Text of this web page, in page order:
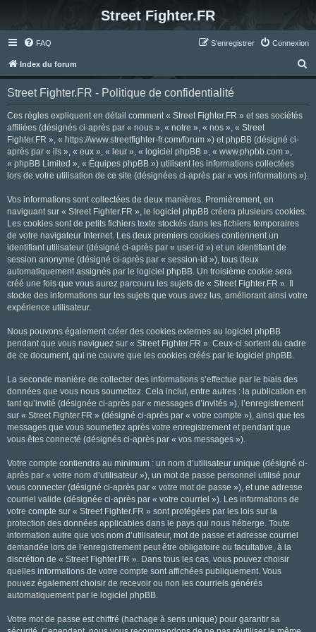
Street Fighter.FR
FAQ Connexion
S’enregistrer
Index du forum
e
Street Fighter.FR - Politique de confidentialité
Ces règles expliquent en détail comment « Street Fighter.FR » et ses sociétés
affiliées (désignés ci-après par « nous », « notre », « nos », « Street
Fighter.FR », « https://www.streetfighter-fr.com/forum ») et phpBB (désigné ci-
après par « ils », « eux », « leur », « logiciel phpBB », « www.phpbb.com »,
« phpBB Limited », « Équipes phpBB ») utilisent les informations collectées
lors de votre utilisation de ce site (désignées ci-après par « vos informations »).
Vos informations sont collectées de deux manières. Premièrement, en
naviguant sur « Street Fighter.FR », le logiciel phpBB créera plusieurs cookies.
Les cookies sont de petits fichiers texte stockés dans les fichiers temporaires
de votre navigateur Internet. Les deux premiers cookies contiennent un
identifiant utilisateur (désigné ci-après par « user-id ») et un identifiant de
session anonyme (désigné ci-après par « session-id »), tous deux
automatiquement assignés par le logiciel phpBB. Un troisième cookie sera
créé une fois que vous aurez parcouru les sujets de « Street Fighter.FR ». Il
stocke des informations sur les sujets que vous avez lus, améliorant ainsi votre
expérience utilisateur.
Nous pouvons également créer des cookies externes au logiciel phpBB
pendant que vous naviguez sur « Street Fighter.FR ». Ceux-ci sortent du cadre
de ce document, qui ne couvre que les cookies créés par le logiciel phpBB.
La seconde manière de collecter des informations s’effectue par le biais des
données que vous nous soumettez. Cela inclut, entre autres : la publication en
tant qu’invité (désignée ci-après par « messages d’invités »), l’enregistrement
sur « Street Fighter.FR » (désigné ci-après par « votre compte »), ainsi que les
messages que vous soumettez après votre enregistrement et pendant que
vous êtes connecté (désignés ci-après par « vos messages »).
Votre compte contiendra au minimum : un nom d’utilisateur unique (désigné ci-
après par « votre nom d’utilisateur »), un mot de passe personnel utilisé pour
vous connecter (désigné ci-après par « votre mot de passe »), et une adresse
courriel valide (désignée ci-après par « votre courriel »). Les informations de
votre compte sur « Street Fighter.FR » sont protégées par les lois sur la
protection des données applicables dans le pays qui nous héberge. Toute
information autre que vos nom d’utilisateur, mot de passe et adresse courriel
demandée lors de l’enregistrement peut être obligatoire ou facultative, à la
discrétion de « Street Fighter.FR ». Dans tous les cas, vous pouvez choisir
quelles informations de votre compte sont affichées publiquement. Vous
pouvez également choisir de recevoir ou non les courriels générés
automatiquement par le logiciel phpBB.
Votre mot de passe est chiffré (hachage à sens unique) pour garantir sa